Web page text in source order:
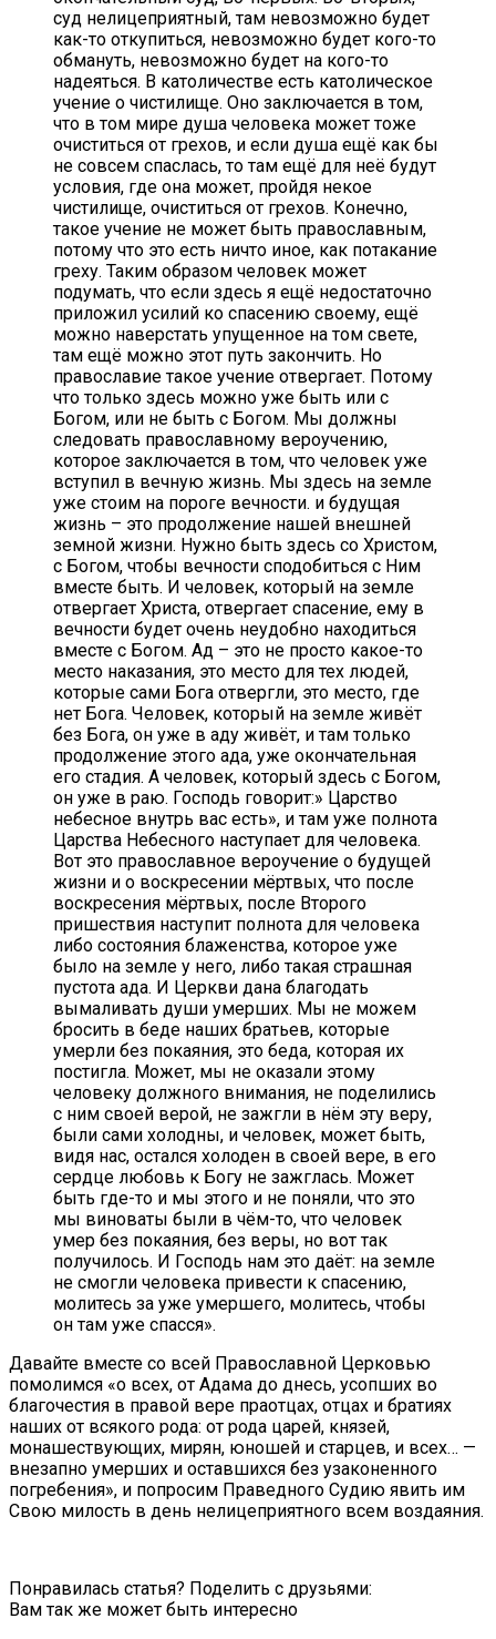
суд нелицеприятный, там невозможно будет
как-то откупиться, невозможно будет кого-то
обмануть, невозможно будет на кого-то
надеяться. В католичестве есть католическое
учение о чистилище. Оно заключается в том,
что в том мире душа человека может тоже
очиститься от грехов, и если душа ещё как бы
не совсем спаслась, то там ещё для неё будут
условия, где она может, пройдя некое
чистилище, очиститься от грехов. Конечно,
такое учение не может быть православным,
потому что это есть ничто иное, как потакание
греху. Таким образом человек может
подумать, что если здесь я ещё недостаточно
приложил усилий ко спасению своему, ещё
можно наверстать упущенное на том свете,
там ещё можно этот путь закончить. Но
православие такое учение отвергает. Потому
что только здесь можно уже быть или с
Богом, или не быть с Богом. Мы должны
следовать православному вероучению,
которое заключается в том, что человек уже
вступил в вечную жизнь. Мы здесь на земле
уже стоим на пороге вечности. и будущая
жизнь – это продолжение нашей внешней
земной жизни. Нужно быть здесь со Христом,
с Богом, чтобы вечности сподобиться с Ним
вместе быть. И человек, который на земле
отвергает Христа, отвергает спасение, ему в
вечности будет очень неудобно находиться
вместе с Богом. Ад – это не просто какое-то
место наказания, это место для тех людей,
которые сами Бога отвергли, это место, где
нет Бога. Человек, который на земле живёт
без Бога, он уже в аду живёт, и там только
продолжение этого ада, уже окончательная
его стадия. А человек, который здесь с Богом,
он уже в раю. Господь говорит:» Царство
небесное внутрь вас есть», и там уже полнота
Царства Небесного наступает для человека.
Вот это православное вероучение о будущей
жизни и о воскресении мёртвых, что после
воскресения мёртвых, после Второго
пришествия наступит полнота для человека
либо состояния блаженства, которое уже
было на земле у него, либо такая страшная
пустота ада. И Церкви дана благодать
вымаливать души умерших. Мы не можем
бросить в беде наших братьев, которые
умерли без покаяния, это беда, которая их
постигла. Может, мы не оказали этому
человеку должного внимания, не поделились
с ним своей верой, не зажгли в нём эту веру,
были сами холодны, и человек, может быть,
видя нас, остался холоден в своей вере, в его
сердце любовь к Богу не зажглась. Может
быть где-то и мы этого и не поняли, что это
мы виноваты были в чём-то, что человек
умер без покаяния, без веры, но вот так
получилось. И Господь нам это даёт: на земле
не смогли человека привести к спасению,
молитесь за уже умершего, молитесь, чтобы
он там уже спасся».
Давайте вместе со всей Православной Церковью
помолимся «о всех, от Адама до днесь, усопших во
благочестия в правой вере праотцах, отцах и братиях
наших от всякого рода: от рода царей, князей,
монашествующих, мирян, юношей и старцев, и всех… —
внезапно умерших и оставшихся без узаконенного
погребения», и попросим Праведного Судию явить им
Свою милость в день нелицеприятного всем воздаяния.
Понравилась статья? Поделить с друзьями:
Вам так же может быть интересно